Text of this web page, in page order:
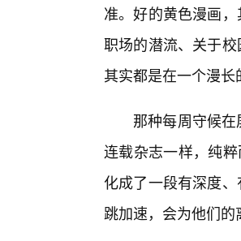
准。好的黄色漫画
职场的潜流、关于
其实都是在一个漫
那种每周守候
连载杂志一样，纯
化成了一段有深度
跳加速，会为他们